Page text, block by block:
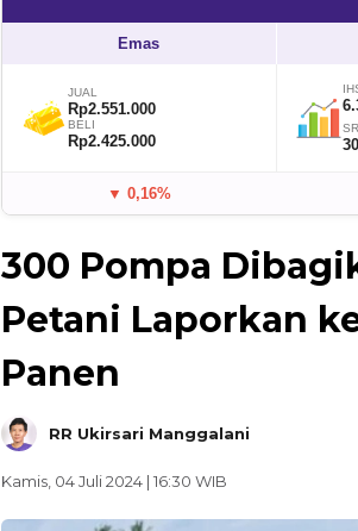
Emas
JUAL
Rp2.551.000
BELI
Rp2.425.000
▼ 0,16%
300 Pompa
Petani Laporkan
Panen
RR Ukirsari Manggalani
Kamis, 04 Juli 2024 | 16:30 WIB